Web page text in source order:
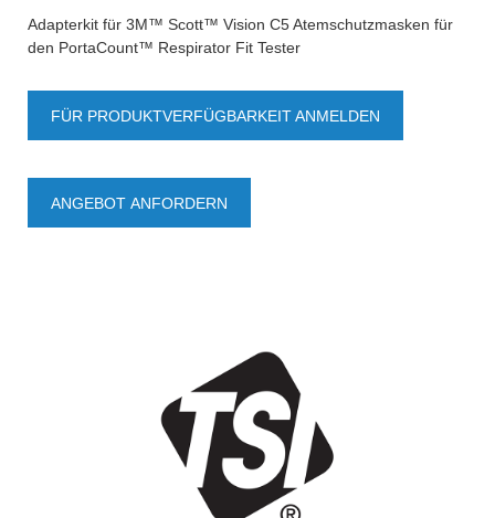
Adapterkit für 3M™ Scott™ Vision C5 Atemschutzmasken für
den PortaCount™ Respirator Fit Tester
FÜR PRODUKTVERFÜGBARKEIT ANMELDEN
ANGEBOT ANFORDERN